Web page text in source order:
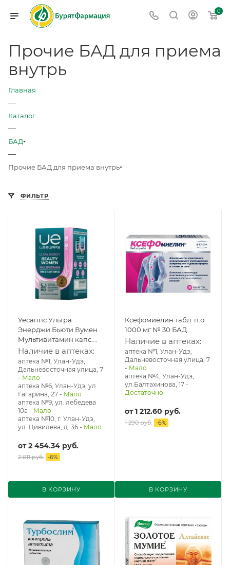
0
Прочие БАД для приема
внутрь
Главная
—
Каталог
—
БАД
—
Прочие БАД для приема внутрь
ФИЛЬТР
Уесаппс Ультра
Энерджи Бьюти Вумен
Мультивитамин капс.
1930 мг № 60 БАД
Наличие в аптеках:
аптека №1, Улан-Удэ,
Дальневосточная улица, 7
- Мало
аптека №6, Улан-Удэ, ул.
Гагарина, 27 - Мало
аптека №9, ул. лебедева
10а - Мало
аптека №10, г. Улан-Удэ,
ул. Цивилева, д. 36 - Мало
от2 454.34 руб.
2 611 руб. -6%
В КОРЗИНУ
Ксефомиелин табл. п.о
1000 мг № 30 БАД
Наличие в аптеках:
аптека №1, Улан-Удэ,
Дальневосточная улица, 7
- Мало
аптека №4, Улан-Удэ,
ул.Балтахинова, 17 -
Достаточно
от1 212.60 руб.
1 290 руб. -6%
В КОРЗИНУ